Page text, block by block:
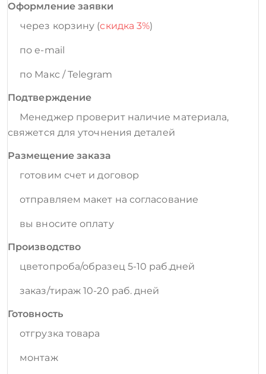
Оформление заявки
через корзину (скидка 3%)
по e-mail
по Макс / Telegram
Подтверждение
Менеджер проверит наличие материала,
свяжется для уточнения деталей
Размещение заказа
готовим счет и договор
отправляем макет на согласование
вы вносите оплату
Производство
цветопроба/образец 5-10 раб.дней
заказ/тираж 10-20 раб. дней
Готовность
отгрузка товара
монтаж